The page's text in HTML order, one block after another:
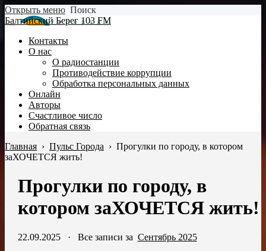
Открыть меню Поиск
Балтийский Берег 103 FM
Контакты
О нас
О радиостанции
Противодействие коррупции
Обработка персональных данных
Онлайн
Авторы
Счастливое число
Обратная связь
Главная › Пульс Города › Прогулки по городу, в котором
заХОЧЕТСЯ жить!
Прогулки по городу, в
котором заХОЧЕТСЯ жить!
22.09.2025· Все записи за Сентябрь 2025